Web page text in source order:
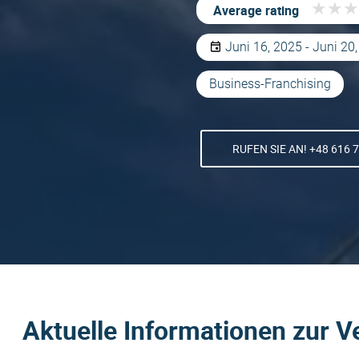
Average rating ★ ★ ★
★ ★ ★
Juni 16, 2025 - Juni
Business-Franchising
RUFEN SIE AN! +48 616
Aktuelle Informationen zur